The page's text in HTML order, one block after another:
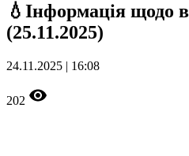
💧Інформація щодо
(25.11.2025)
24.11.2025 | 16:08
202